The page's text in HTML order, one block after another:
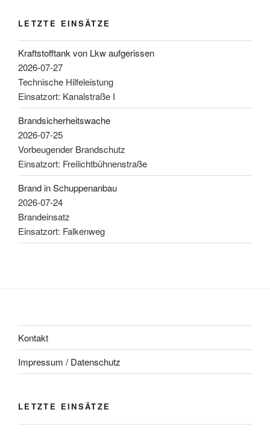
LETZTE EINSÄTZE
Kraftstofftank von Lkw aufgerissen
2026-07-27
Technische Hilfeleistung
Einsatzort: Kanalstraße I
Brandsicherheitswache
2026-07-25
Vorbeugender Brandschutz
Einsatzort: Freilichtbühnenstraße
Brand in Schuppenanbau
2026-07-24
Brandeinsatz
Einsatzort: Falkenweg
Kontakt
Impressum / Datenschutz
LETZTE EINSÄTZE